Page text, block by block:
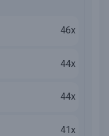
46x
44x
44x
41x